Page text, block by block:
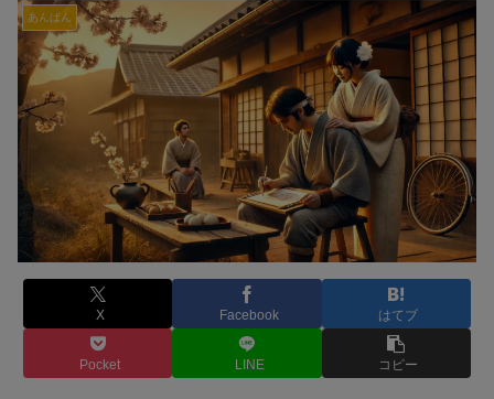
あんぱん
X Facebook はてブ
Pocket LINE コピー